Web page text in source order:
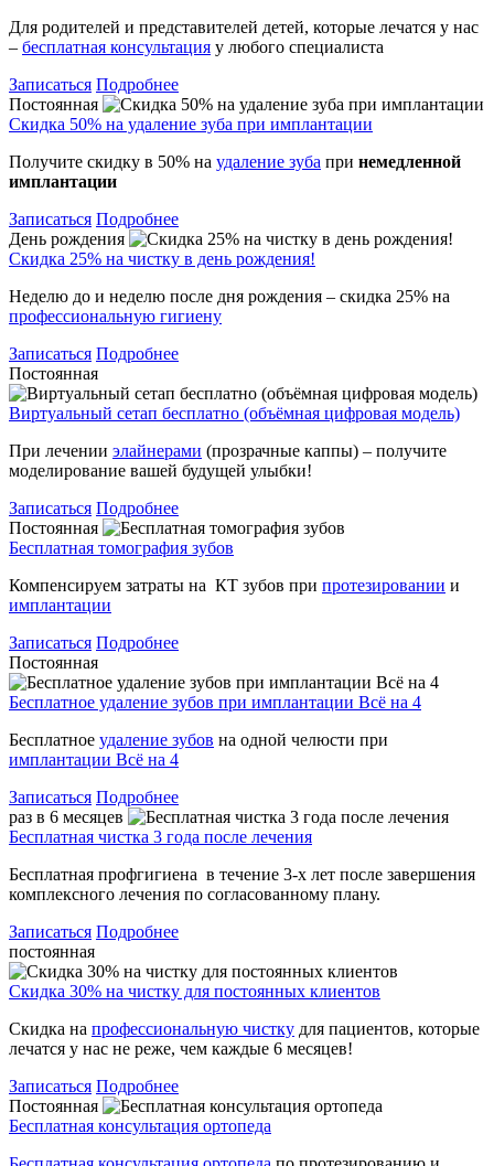
Для родителей и представителей детей, которые лечатся у нас
– бесплатная консультация у любого специалиста
Записаться Подробнее
Постоянная
Скидка 50% на удаление зуба при имплантации
Получите скидку в 50% на удаление зуба при немедленной
имплантации
Записаться Подробнее
День рождения
Скидка 25% на чистку в день рождения!
Неделю до и неделю после дня рождения – скидка 25% на
профессиональную гигиену
Записаться Подробнее
Постоянная
Виртуальный сетап бесплатно (объёмная цифровая модель)
При лечении элайнерами (прозрачные каппы) – получите
моделирование вашей будущей улыбки!
Записаться Подробнее
Постоянная
Бесплатная томография зубов
Компенсируем затраты на КТ зубов при протезировании и
имплантации
Записаться Подробнее
Постоянная
Бесплатное удаление зубов при имплантации Всё на 4
Бесплатное удаление зубов на одной челюсти при
имплантации Всё на 4
Записаться Подробнее
раз в 6 месяцев
Бесплатная чистка 3 года после лечения
Бесплатная профгигиена в течение 3-х лет после завершения
комплексного лечения по согласованному плану.
Записаться Подробнее
постоянная
Скидка 30% на чистку для постоянных клиентов
Скидка на профессиональную чистку для пациентов, которые
лечатся у нас не реже, чем каждые 6 месяцев!
Записаться Подробнее
Постоянная
Бесплатная консультация ортопеда